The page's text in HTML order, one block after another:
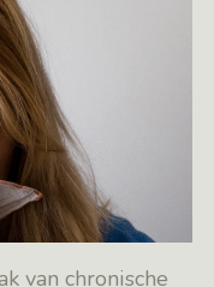
van chronische